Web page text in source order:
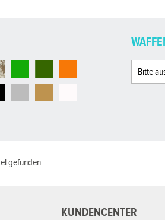
gefunden.
KUNDENCENTER